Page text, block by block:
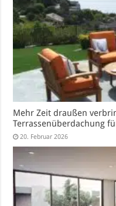
Mehr Zeit draußen
Terrassenüberdachung
20. Februar 2026